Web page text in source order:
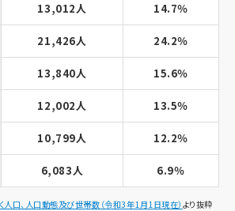
13,012人 14.7％
21,426人 24.2％
13,840人 15.6％
12,002人 13.5％
10,799人 12.2％
6,083人 6.9％
口、人口動態及び世帯数（令和3年1月1日現在） より抜粋